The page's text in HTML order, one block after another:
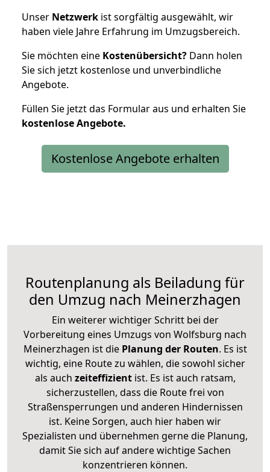
Unser Netzwerk ist sorgfältig ausgewählt, wir
haben viele Jahre Erfahrung im Umzugsbereich.
Sie möchten eine Kostenübersicht? Dann holen
Sie sich jetzt kostenlose und unverbindliche
Angebote.
Füllen Sie jetzt das Formular aus und erhalten Sie
kostenloseAngebote.
Kostenlose Angebote erhalten
Routenplanung als Beiladung für
den Umzug nach Meinerzhagen
Ein weiterer wichtiger Schritt bei der
Vorbereitung eines Umzugs von Wolfsburg nach
Meinerzhagen ist diePlanung der Routen. Es ist
wichtig, eine Route zu wählen, die sowohl sicher
als auch zeiteffizientist. Es ist auch ratsam,
sicherzustellen, dass die Route frei von
Straßensperrungen und anderen Hindernissen
ist. Keine Sorgen, auch hier haben wir
Spezialisten und übernehmen gerne die Planung,
damit Sie sich auf andere wichtige Sachen
konzentrieren können.